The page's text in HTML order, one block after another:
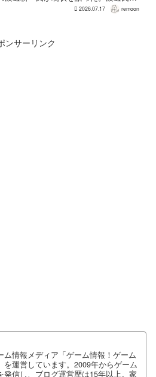
よれば、開発はいままさに佳境を迎えて
2026.07.17 remoon
ンサーリンク
ム情報メディア「ゲーム情報！ゲーム
を運営しています。2009年からゲーム
発信し、ブログ運営歴は15年以上。家